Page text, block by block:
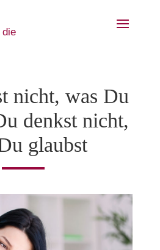
nicht, was Du
denkst nicht,
glaubst